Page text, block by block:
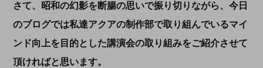
さて、昭和の幻影を断腸の思いで振り切りながら、今日
のブログでは私達アクアの制作部で取り組んでいるマイ
ンド向上を目的とした講演会の取り組みをご紹介させて
頂ければと思います。